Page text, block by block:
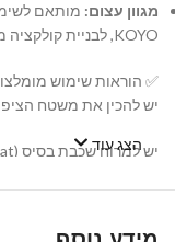
מגוון עצום:
KOYO, לבניית קולקציה מקיפה ומעודכנת.
✅ הוראות שימוש
יש להכין את משטח
יש למרוח שכבת בסיס (Base Coat) איכותית ולייבש במנורת UV/LED.
הצג עוד